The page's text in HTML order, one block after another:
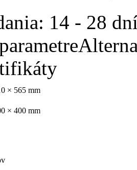
14 - 28
× 565 mm
× 400 mm